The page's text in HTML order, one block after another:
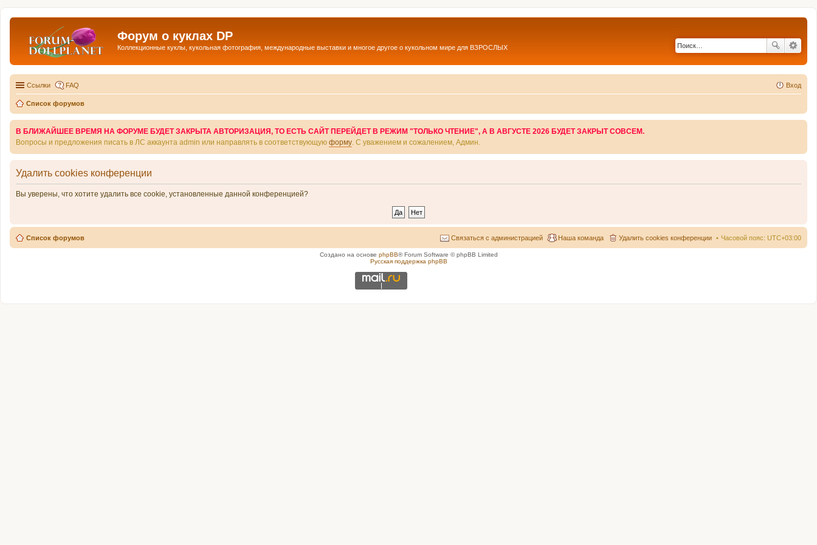
Форум о куклах DP
Коллекционные куклы, кукольная фотография, международные выставки и многое другое о кукольном мире для ВЗРОСЛЫХ
Ссылки FAQ Вход
Список форумов
В БЛИЖАЙШЕЕ ВРЕМЯ НА ФОРУМЕ БУДЕТ ЗАКРЫТА АВТОРИЗАЦИЯ, ТО ЕСТЬ САЙТ ПЕРЕЙДЕТ В РЕЖИМ "ТОЛЬКО ЧТЕНИЕ", А В АВГУСТЕ 2026 БУДЕТ ЗАКРЫТ СОВСЕМ.
Вопросы и предложения писать в ЛС аккаунта admin или направлять в соответствующую форму . С уважением и сожалением, Админ.
Удалить cookies конференции
Вы уверены, что хотите удалить все cookie, установленные данной конференцией?
Список форумов Часовой пояс: UTC+03:00
Удалить cookies конференции
Наша команда
Связаться с администрацией
Создано на основе phpBB® Forum Software © phpBB Limited
Русская поддержка phpBB